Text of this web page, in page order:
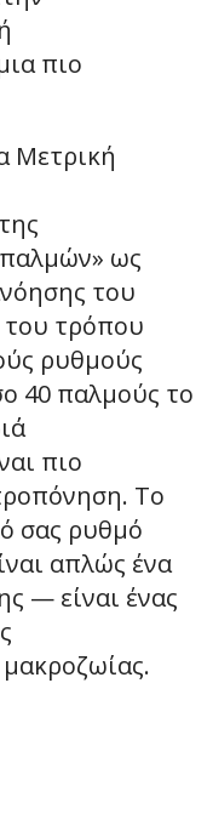
πιο
Μετρική
ως
του
τρόπου
ρυθμούς
40 παλμούς το
πιο
Το
σας ρυθμό
απλώς ένα
— είναι ένας
μακροζωίας.